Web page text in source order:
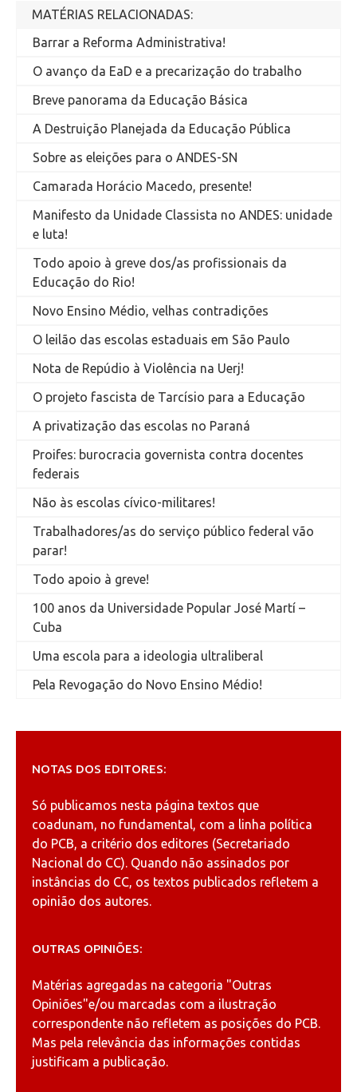
MATÉRIAS RELACIONADAS:
Barrar a Reforma Administrativa!
O avanço da EaD e a precarização do trabalho
Breve panorama da Educação Básica
A Destruição Planejada da Educação Pública
Sobre as eleições para o ANDES-SN
Camarada Horácio Macedo, presente!
Manifesto da Unidade Classista no ANDES: unidade
e luta!
Todo apoio à greve dos/as profissionais da
Educação do Rio!
Novo Ensino Médio, velhas contradições
O leilão das escolas estaduais em São Paulo
Nota de Repúdio à Violência na Uerj!
O projeto fascista de Tarcísio para a Educação
A privatização das escolas no Paraná
Proifes: burocracia governista contra docentes
federais
Não às escolas cívico-militares!
Trabalhadores/as do serviço público federal vão
parar!
Todo apoio à greve!
100 anos da Universidade Popular José Martí –
Cuba
Uma escola para a ideologia ultraliberal
Pela Revogação do Novo Ensino Médio!
NOTAS DOS EDITORES:
Só publicamos nesta página textos que
coadunam, no fundamental, com a linha política
do PCB, a critério dos editores (Secretariado
Nacional do CC). Quando não assinados por
instâncias do CC, os textos publicados refletem a
opinião dos autores.
OUTRAS OPINIÕES:
Matérias agregadas na categoria "Outras
Opiniões"e/ou marcadas com a ilustração
correspondente não refletem as posições do PCB.
Mas pela relevância das informações contidas
justificam a publicação.